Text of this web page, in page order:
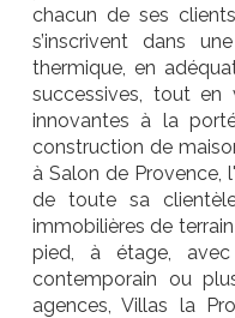
chacun de ses
s’inscrivent dans
thermique, en
successives, tout en
innovantes à la
construction de
à Salon de Provence,
de toute sa
immobilières de
pied, à étage,
contemporain ou
agences, Villas la